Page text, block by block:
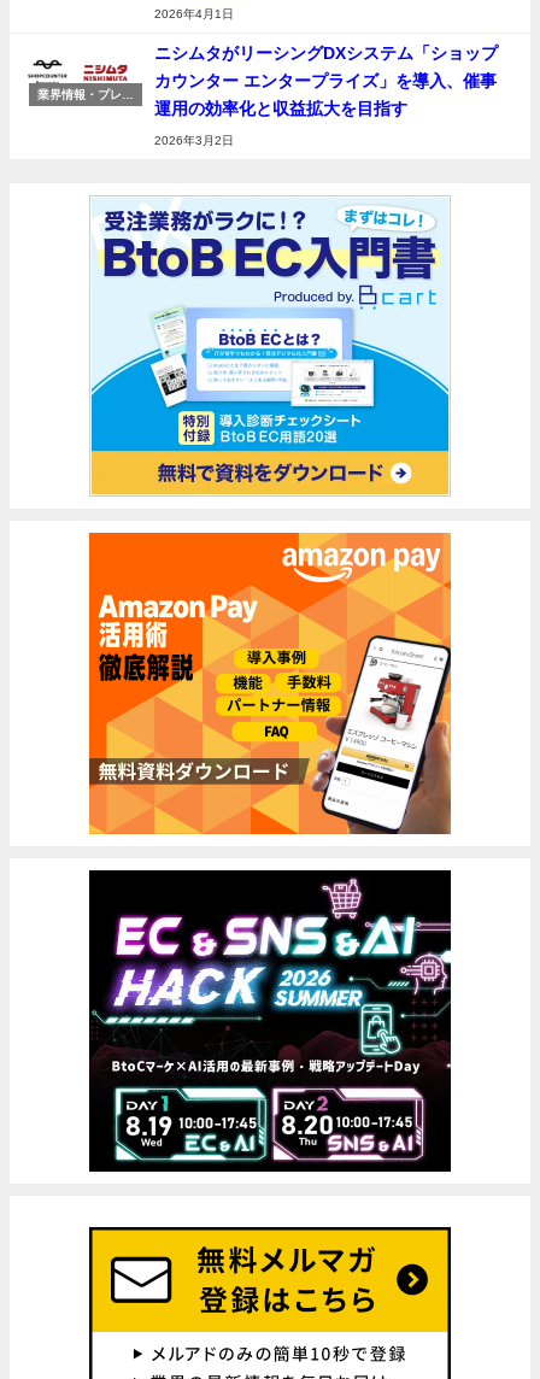
2026年4月1日
業界情報・プレス
ニシムタがリーシングDXシステム「ショップ
カウンター エンタープライズ」を導入、催事
運用の効率化と収益拡大を目指す
2026年3月2日